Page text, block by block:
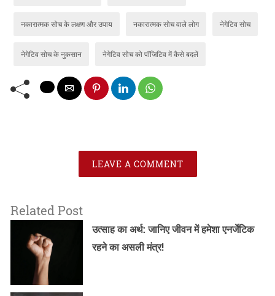
नकारात्मक सोच के लक्षण और उपाय नकारात्मक सोच वाले लोग नेगेटिव सोच
नेगेटिव सोच के नुकसान नेगेटिव सोच को पॉजिटिव में कैसे बदलें
LEAVE A COMMENT
Related Post
उत्साह का अर्थ: जानिए जीवन में हमेशा एनर्जेटिक
रहने का असली मंत्र!